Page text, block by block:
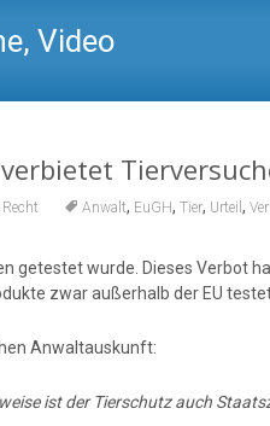
Video
Recht Anwalt, EuGH, Tier, Urteil ,
getestet wurde. Dieses Verbot
zwar außerhalb der EU
Anwaltauskunft:
ist der Tierschutz auch